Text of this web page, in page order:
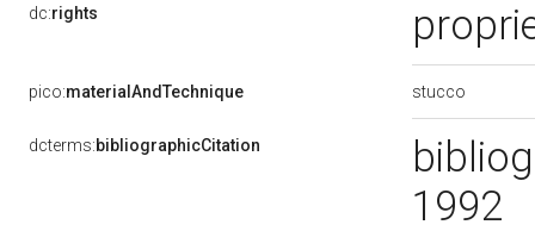
dc:rights
pico:materialAndTechnique stucco
dcterms:bibliographicCitation
1992